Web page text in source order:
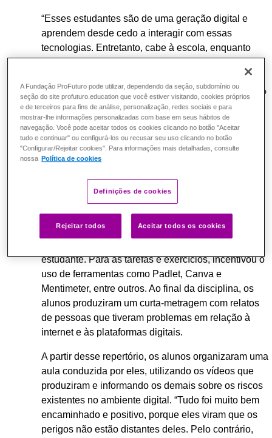
“Esses estudantes são de uma geração digital e
aprendem desde cedo a interagir com essas
tecnologias. Entretanto, cabe à escola, enquanto
instituição socializadora, alertá-los dos perigos que
se escondem nas plataformas digitais”, argumenta.
“Hoje, a cidadania não é exercida apenas no mundo
físico com eleições, grupos de bairros etc, mas
também se faz onde existem novos espaços de
interações sociais, como a internet. Esses espaços
devem ser utilizados com responsabilidade e
proteção, respeitando uns aos outros.”
Riscos do ambiente digital
E para exercitar a cidadania digital, nada melhor do
que usar recursos digitais. A professora utilizou o
estudante. Para as tarefas e exercícios, incentivou o
uso de ferramentas como Padlet, Canva e
Mentimeter, entre outros. Ao final da disciplina, os
alunos produziram um curta-metragem com relatos
de pessoas que tiveram problemas em relação à
internet e às plataformas digitais.
A partir desse repertório, os alunos organizaram uma
aula conduzida por eles, utilizando os vídeos que
produziram e informando os demais sobre os riscos
existentes no ambiente digital. “Tudo foi muito bem
encaminhado e positivo, porque eles viram que os
perigos não estão distantes deles. Pelo contrário,
A Fundação ProFuturo pode utilizar, dependendo da seção, subdomínio ou
seção do site profuturo.education que você estiver visitando, cookies próprios
e de terceiros para fins de análise, personalização, redes sociais e para
mostrar-lhe informações personalizadas com base em seus hábitos de
navegação. Você pode aceitar todos os cookies clicando no botão "Aceitar
tudo e continuar" ou configurá-los ou recusar seu uso clicando no botão
"Configurar/Rejeitar cookies". Para informações mais detalhadas, consulte
nossa Política de cookies
Definições de cookies
Rejeitar todos Aceitar todos os cookies